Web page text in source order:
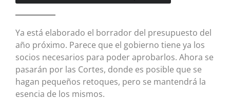
Ya está elaborado el borrador del presupuesto del
año próximo. Parece que el gobierno tiene ya los
socios necesarios para poder aprobarlos. Ahora se
pasarán por las Cortes, donde es posible que se
hagan pequeños retoques, pero se mantendrá la
esencia de los mismos.